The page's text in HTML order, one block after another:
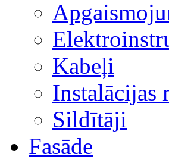
Kabeļi
Instalācijas
Sildītāji
Fasāde